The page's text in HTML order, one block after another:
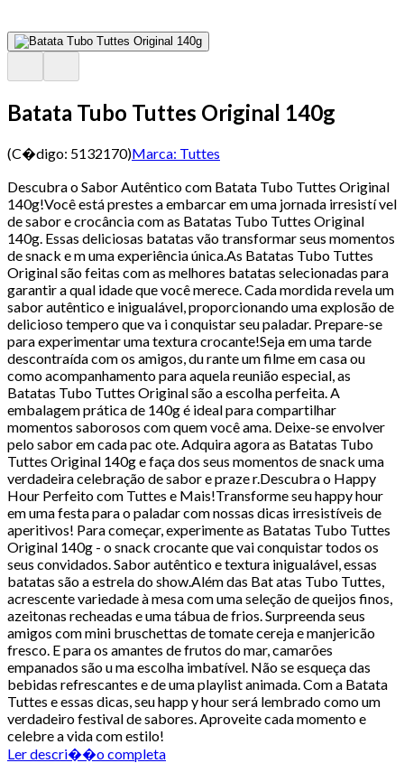
Batata Tubo Tuttes Original 140g
(C�digo: 5132170)Marca: Tuttes
Descubra o Sabor Autêntico com Batata Tubo Tuttes Original
140g!Você está prestes a embarcar em uma jornada irresistí vel
de sabor e crocância com as Batatas Tubo Tuttes Original
140g. Essas deliciosas batatas vão transformar seus momentos
de snack e m uma experiência única.As Batatas Tubo Tuttes
Original são feitas com as melhores batatas selecionadas para
garantir a qual idade que você merece. Cada mordida revela um
sabor autêntico e inigualável, proporcionando uma explosão de
delicioso tempero que va i conquistar seu paladar. Prepare-se
para experimentar uma textura crocante!Seja em uma tarde
descontraída com os amigos, du rante um filme em casa ou
como acompanhamento para aquela reunião especial, as
Batatas Tubo Tuttes Original são a escolha perfeita. A
embalagem prática de 140g é ideal para compartilhar
momentos saborosos com quem você ama. Deixe-se envolver
pelo sabor em cada pac ote. Adquira agora as Batatas Tubo
Tuttes Original 140g e faça dos seus momentos de snack uma
verdadeira celebração de sabor e praze r.Descubra o Happy
Hour Perfeito com Tuttes e Mais!Transforme seu happy hour
em uma festa para o paladar com nossas dicas irresistíveis de
aperitivos! Para começar, experimente as Batatas Tubo Tuttes
Original 140g - o snack crocante que vai conquistar todos os
seus convidados. Sabor autêntico e textura inigualável, essas
batatas são a estrela do show.Além das Bat atas Tubo Tuttes,
acrescente variedade à mesa com uma seleção de queijos finos,
azeitonas recheadas e uma tábua de frios. Surpreenda seus
amigos com mini bruschettas de tomate cereja e manjericão
fresco. E para os amantes de frutos do mar, camarões
empanados são u ma escolha imbatível. Não se esqueça das
bebidas refrescantes e de uma playlist animada. Com a Batata
Tuttes e essas dicas, seu happ y hour será lembrado como um
verdadeiro festival de sabores. Aproveite cada momento e
celebre a vida com estilo!
Ler descri��o completa